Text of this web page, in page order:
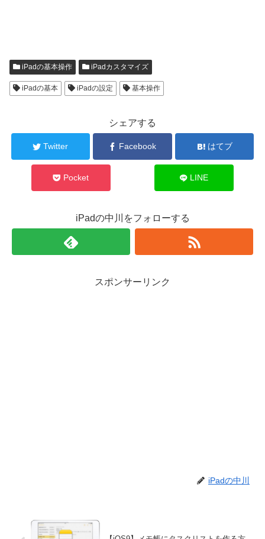
iPadの基本操作 iPadカスタマイズ
iPadの基本 iPadの設定 基本操作
シェアする
Twitter Facebook はてブ
Pocket LINE
iPadの中川をフォローする
スポンサーリンク
iPadの中川